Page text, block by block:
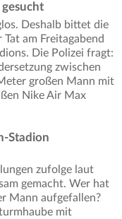
Deshalb bittet die
am Freitagabend
Die Polizei fragt:
zwischen
großen Mann mit
Nike Air Max
Stadion
zufolge laut
gemacht. Wer hat
Mann aufgefallen?
mit